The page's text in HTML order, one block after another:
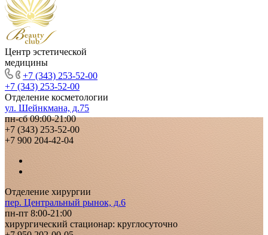
Центр эстетической
медицины
+7 (343) 253-52-00
+7 (343) 253-52-00
Отделение косметологии
ул. Шейнкмана, д.75
пн-сб 09:00-21:00
+7 (343) 253-52-00
+7 900 204-42-04
Отделение хирургии
пер. Центральный рынок, д.6
пн-пт 8:00-21:00
хирургический стационар: круглосуточно